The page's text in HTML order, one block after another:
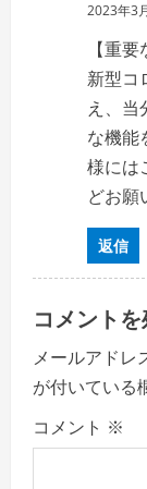
2023年3
【重
新型コ
え、
な機能
様には
どお願
返信
コメント
メールアドレ
が付いている
コメント ※